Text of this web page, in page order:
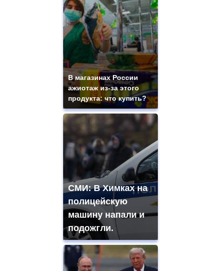
В магазинах России
ажиотаж из-за этого
продукта: что купить?
СМИ: В Химках на
полицейскую
машину напали и
подожгли.